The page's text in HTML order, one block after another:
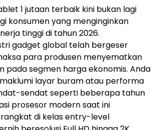
1 jutaan terbaik kini bukan lagi
konsumen yang menginginkan
tinggi di tahun 2026.
gadget global telah bergeser
para produsen menyematkan
pada segmen harga ekonomis. Anda
layar buram atau performa
sendat seperti beberapa tahun
prosesor modern saat ini
di kelas entry-level